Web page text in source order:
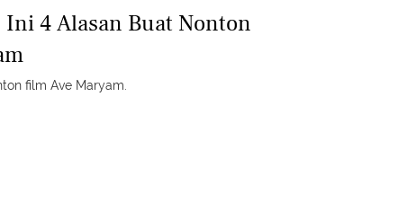
Ini 4 Alasan Buat Nonton
film Ave Maryam.